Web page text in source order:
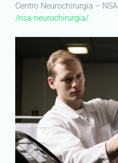
Centro Neurochirurgia – NSA
/nsa-neurochirurgia/